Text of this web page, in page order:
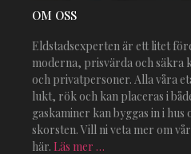
OM OSS
Eldstadsexperten är ett litet
moderna, prisvärda och säkra
och privatpersoner. Alla våra
lukt, rök och kan placeras i
gaskaminer kan byggas in i
skorsten. Vill ni veta mer om
här. Läs mer …